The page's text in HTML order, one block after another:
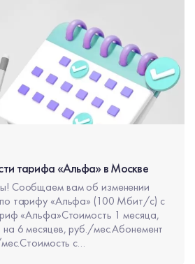
тарифа «Альфа» в Москве
тарифу «Альфа» (100 Мбит/с) c
6 месяцев, руб./мес.Абонемент
с